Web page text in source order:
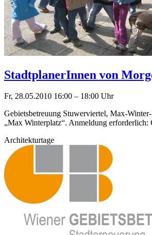
StadtplanerInnen von
Fr, 28.05.2010 16:00 – 18:00 Uhr
Gebietsbetreuung Stuwerviertel, Max-
„Max Winterplatz“. Anmeldung
Architekturtage